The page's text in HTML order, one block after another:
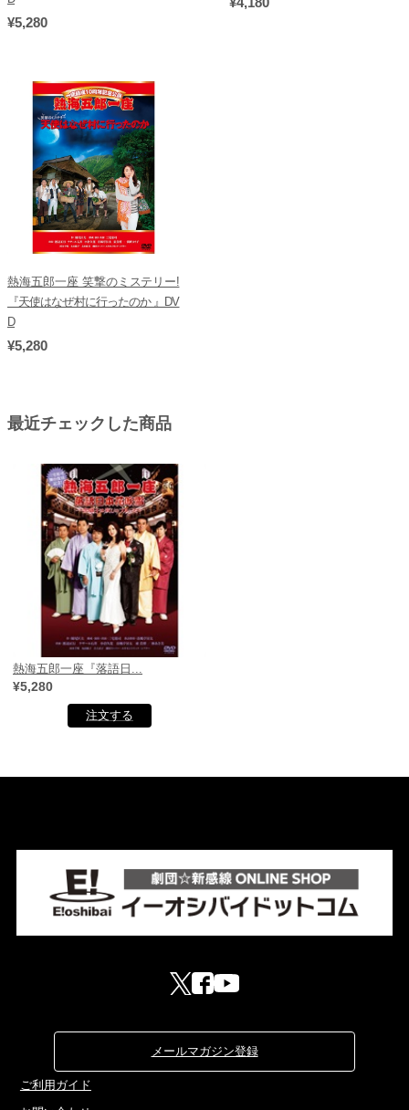
¥5,280
熱海五郎一座 笑撃のミステリー!
『天使はなぜ村に行ったのか 』DV
D
¥5,280
最近チェックした商品
熱海五郎一座『落語日...
¥5,280
メールマガジン登録
ご利用ガイド